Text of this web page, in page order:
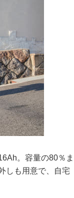
。容量の80％ま
しも用意で、自宅